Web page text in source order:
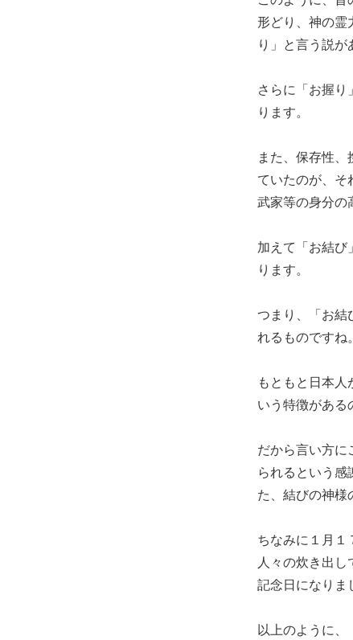
形どり、神の霊
り」と言う説が
さらに「お握
ります。
また、保存性
ていたのが、そ
武家等の身分の
加えて「お結
ります。
つまり、「お結
れるものですね。
もともと日本
いう特徴がある
だから言い方
られるという
た、結びの神様
ちなみに１月
人々の炊き出
記念日になりま
以上のように